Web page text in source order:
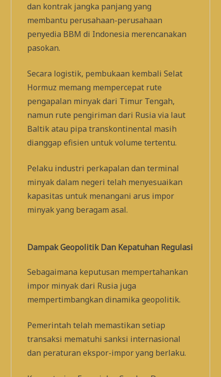
dan kontrak jangka panjang yang
membantu perusahaan-perusahaan
penyedia BBM di Indonesia merencanakan
pasokan.
Secara logistik, pembukaan kembali Selat
Hormuz memang mempercepat rute
pengapalan minyak dari Timur Tengah,
namun rute pengiriman dari Rusia via laut
Baltik atau pipa transkontinental masih
dianggap efisien untuk volume tertentu.
Pelaku industri perkapalan dan terminal
minyak dalam negeri telah menyesuaikan
kapasitas untuk menangani arus impor
minyak yang beragam asal.
Dampak Geopolitik Dan Kepatuhan Regulasi
Sebagaimana keputusan mempertahankan
impor minyak dari Rusia juga
mempertimbangkan dinamika geopolitik.
Pemerintah telah memastikan setiap
transaksi mematuhi sanksi internasional
dan peraturan ekspor-impor yang berlaku.